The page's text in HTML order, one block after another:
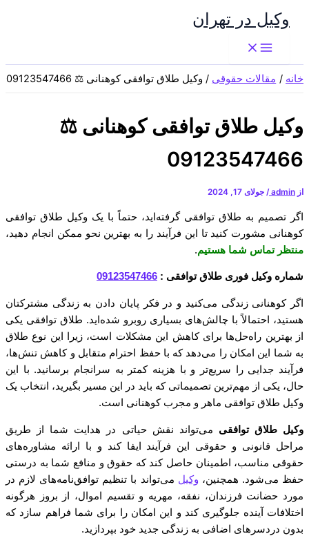
وکیل در تهران
خانه مقالات حقوقی وکیل طلاق توافقی کوهنانی ⚖️ 09123547466
وکیل طلاق توافقی کوهنانی ⚖️
09123547466
از admin
/ جولای 17, 2024
اگر تصمیم به طلاق توافقی گرفته‌اید، حتماً با یک وکیل طلاق توافقی
کوهنانی مشورت کنید تا این فرآیند را به بهترین نحو ممکن انجام دهید،
منتظر تماس شما هستیم.
شماره وکیل فوری طلاق توافقی : 09123547466
اگر کوهنانی زندگی می‌کنید و در فکر پایان دادن به زندگی مشترکتان
هستید، احتمالاً با چالش‌های بسیاری روبرو شده‌اید. طلاق توافقی یکی
از بهترین راه‌حل‌ها برای کاهش این مشکلات است، زیرا این نوع طلاق
به شما این امکان را می‌دهد که با حفظ احترام متقابل و کاهش تنش‌ها،
فرآیند جدایی را سریع‌تر و با هزینه کمتر به سرانجام برسانید. با این
حال، یکی از مهم‌ترین تصمیماتی که باید در این مسیر بگیرید، انتخاب یک
وکیل طلاق توافقی ماهر و مجرب کوهنانی است.
وکیل طلاق توافقی می‌تواند نقش حیاتی در هدایت شما از طریق
مراحل قانونی و حقوقی این فرآیند ایفا کند و با ارائه مشاوره‌های
حقوقی مناسب، اطمینان حاصل کند که حقوق و منافع شما به درستی
حفظ می‌شود. همچنین، وکیل می‌تواند با تنظیم توافق‌نامه‌های لازم در
مورد حضانت فرزندان، نفقه، مهریه و تقسیم اموال، از بروز هرگونه
اختلافات آینده جلوگیری کند و این امکان را برای شما فراهم سازد که
بدون دردسرهای اضافی به زندگی جدید خود بپردازید.